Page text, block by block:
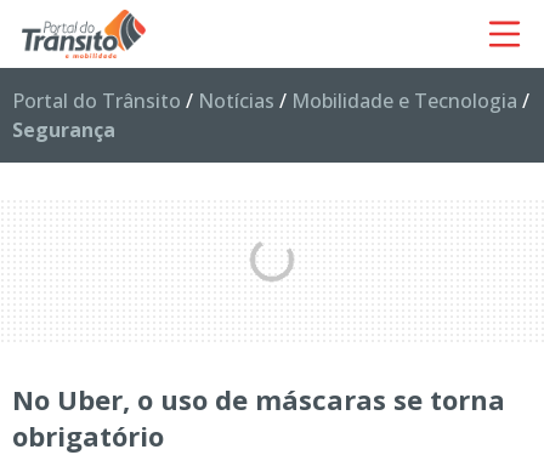
Portal do Trânsito / Notícias / Mobilidade e Tecnologia /
Segurança
No Uber, o uso de máscaras se torna
obrigatório